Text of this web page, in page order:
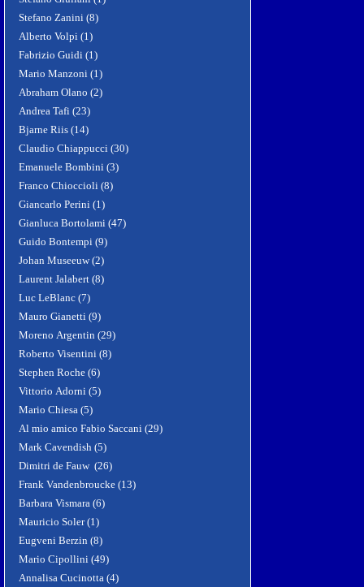
Stefano Zanini (8)
Alberto Volpi (1)
Fabrizio Guidi (1)
Mario Manzoni (1)
Abraham Olano (2)
Andrea Tafi (23)
Bjarne Riis (14)
Claudio Chiappucci (30)
Emanuele Bombini (3)
Franco Chioccioli (8)
Giancarlo Perini (1)
Gianluca Bortolami (47)
Guido Bontempi (9)
Johan Museeuw (2)
Laurent Jalabert (8)
Luc LeBlanc (7)
Mauro Gianetti (9)
Moreno Argentin (29)
Roberto Visentini (8)
Stephen Roche (6)
Vittorio Adorni (5)
Mario Chiesa (5)
Al mio amico Fabio Saccani (29)
Mark Cavendish (5)
Dimitri de Fauw (26)
Frank Vandenbroucke (13)
Barbara Vismara (6)
Mauricio Soler (1)
Eugveni Berzin (8)
Mario Cipollini (49)
Annalisa Cucinotta (4)